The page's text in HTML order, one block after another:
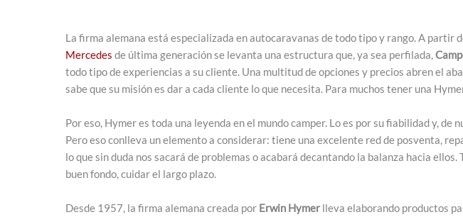
La firma alemana está especializada en autocaravanas de todo tipo y rango. A partir
Mercedes de última generación se levanta una estructura que, ya sea perfilada,
todo tipo de experiencias a su cliente. Una multitud de opciones y precios abren el
sabe que su misión es dar a cada cliente lo que necesita. Para muchos tener una
Por eso, Hymer es toda una leyenda en el mundo camper. Lo es por su fiabilidad y, de
Pero eso conlleva un elemento a considerar: tiene una excelente red de posventa,
lo que sin duda nos sacará de problemas o acabará decantando la balanza hacia
buen fondo, cuidar el largo plazo.
Desde 1957, la firma alemana creada por Erwin Hymer lleva elaborando productos